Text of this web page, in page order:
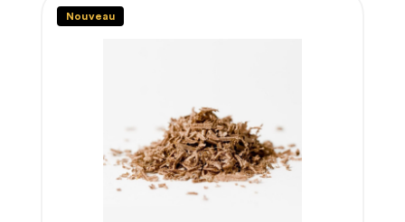
Nouveau